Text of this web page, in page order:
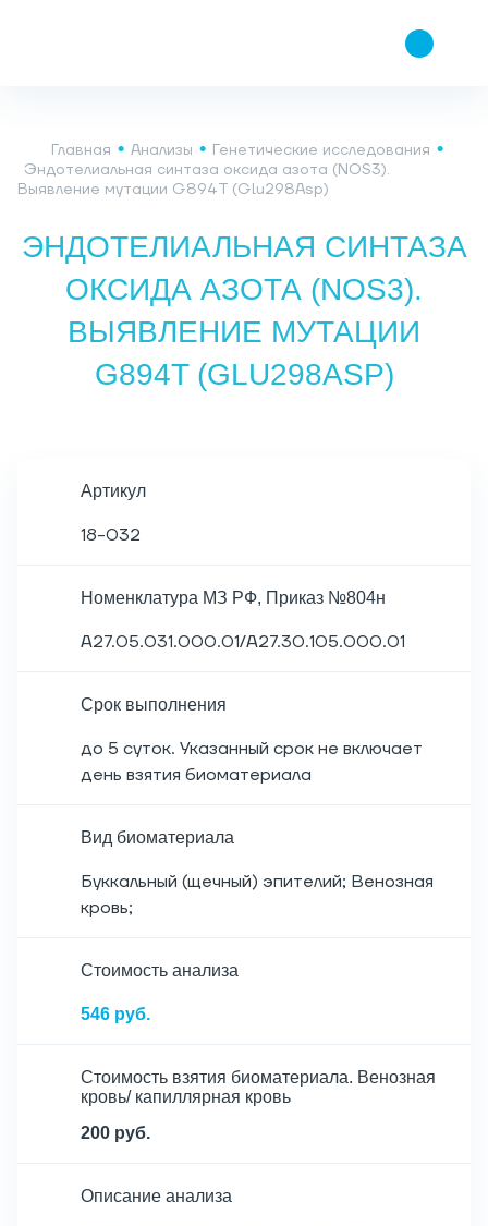
Главная Анализы
Генетические исследования
Эндотелиальная синтаза оксида азота (NOS3).
Выявление мутации G894T (Glu298Asp)
ЭНДОТЕЛИАЛЬНАЯ СИНТАЗА
ОКСИДА АЗОТА (NOS3).
ВЫЯВЛЕНИЕ МУТАЦИИ
G894T (GLU298ASP)
Артикул
18-032
Номенклатура МЗ РФ, Приказ №804н
A27.05.031.000.01/A27.30.105.000.01
Срок выполнения
до 5 суток. Указанный срок не включает
день взятия биоматериала
Вид биоматериала
Буккальный (щечный) эпителий; Венозная
кровь;
Cтоимость анализа
546 руб.
Стоимость взятия биоматериала. Венозная
кровь/ капиллярная кровь
200 руб.
Описание анализа